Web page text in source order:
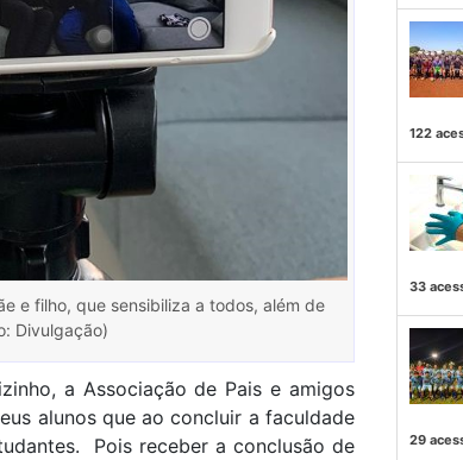
e filho, que sensibiliza a todos, além de
Divulgação)
a Associação de Pais e amigos
alunos que ao concluir a faculdade
Pois receber a conclusão de
122
33
29